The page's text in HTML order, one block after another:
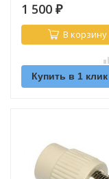
1 500 ₽
В корзину
Купить в 1 клик